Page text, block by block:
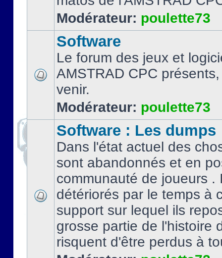
Modérateur: poulette73
Software
Le forum des jeux et
AMSTRAD CPC
venir.
Modérateur: poulette73
Software : Les dumps
Dans l'état actuel des
sont abandonnés et en
communauté de joueurs .
détériorés par le temps à
support sur lequel ils
grosse partie de l'histoire
risquent d'être perdus à